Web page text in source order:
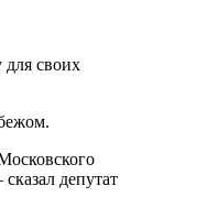
для своих
депутат